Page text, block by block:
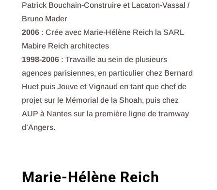
Patrick Bouchain-Construire et Lacaton-Vassal /
Bruno Mader
2006: Crée avec Marie-Hélène Reich la SARL
Mabire Reich architectes
1998-2006: Travaille au sein de plusieurs
agences parisiennes, en particulier chez Bernard
Huet puis Jouve et Vignaud en tant que chef de
projet sur le Mémorial de la Shoah, puis chez
AUP à Nantes sur la première ligne de tramway
d’Angers.
Marie-Hélène Reich